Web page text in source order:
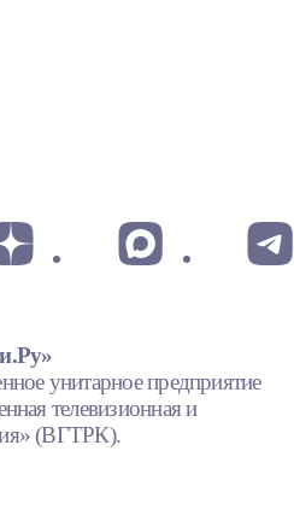
унитарное предприятие
телевизионная и
(ВГТРК).